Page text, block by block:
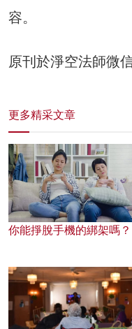
容。
原刊於淨空法師微
更多精采文章
你能掙脫手機的綁架嗎？